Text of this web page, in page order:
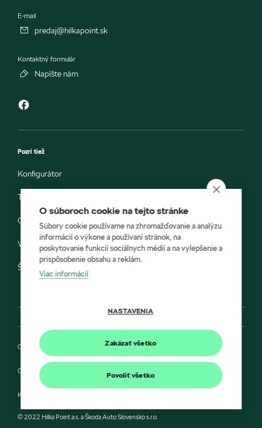
E-mail
predaj@hilkapoint.sk
Kontaktný formulár
Napíšte nám
Pozri tiež
Konfigurátor
Testovacia jazda
Objednávka do servisu
Vozidlá ihneď k odberu
Škoda E-shop
Ochrana osobných údajov
Cookies
Kontakt
© 2022 Hilka Point a.s. a Škoda Auto Slovensko s.r.o.
O súboroch cookie na tejto stránke
Súbory cookie používame na zhromažďovanie a analýzu
informácií o výkone a používaní stránok, na
poskytovanie funkcií sociálnych médií a na vylepšenie a
prispôsobenie obsahu a reklám.
Viac informácií
NASTAVENIA
Zakázať všetko
Povoliť všetko